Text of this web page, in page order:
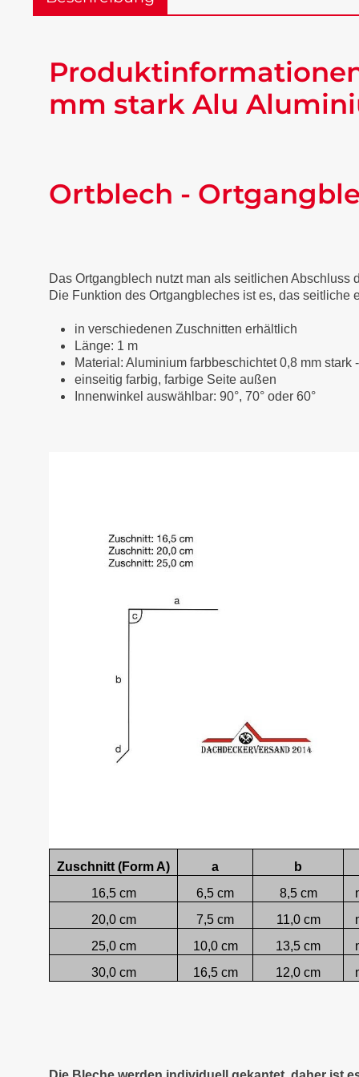
mm stark Alu
Ortblech -
Das Ortgangblech nutzt man als seitlichen
Die Funktion des Ortgangbleches ist es, das
in verschiedenen Zuschnitten erhältlich
Länge: 1 m
Material: Aluminium farbbeschichtet 0,8 mm
einseitig farbig, farbige Seite außen
Innenwinkel auswählbar: 90°, 70° oder 60°
Zuschnitt (Form A) a b
16,5 cm
6,5 cm 8,5 cm
20,0 cm
7,5 cm 11,0 cm
25,0 cm
10,0 cm 13,5 cm
30,0 cm
16,5 cm 12,0 cm